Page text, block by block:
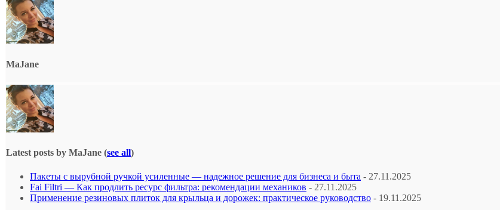
MaJane
Latest posts by MaJane (see all)
Пакеты с вырубной ручкой усиленные — надежное решение для бизнеса и быта - 27.11.2025
Fai Filtri — Как продлить ресурс фильтра: рекомендации механиков - 27.11.2025
Применение резиновых плиток для крыльца и дорожек: практическое руководство - 19.11.2025